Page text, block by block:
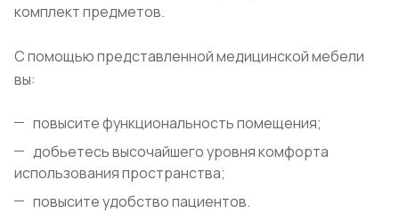
комплект предметов.
С помощью представленной медицинской мебели
вы:
повысите функциональность помещения;
добьетесь высочайшего уровня комфорта
использования пространства;
повысите удобство пациентов.